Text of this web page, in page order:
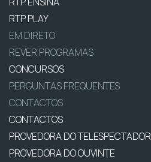
RTP PLAY
EM DIRETO
REVER PROGRAMAS
CONCURSOS
PERGUNTAS FREQUENTES
CONTACTOS
CONTACTOS
PROVEDORA DO TELESPECTADOR
PROVEDORA DO OUVINTE